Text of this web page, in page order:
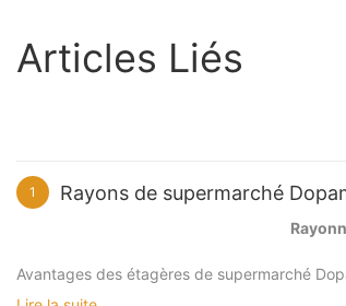
Articles Liés
1 Rayons de supermarché
Avantages des étagères de supermarché